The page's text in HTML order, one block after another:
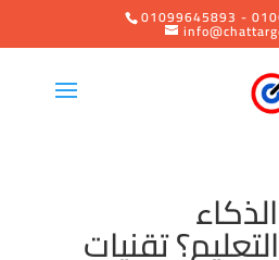
01099645893 -
تقنيات